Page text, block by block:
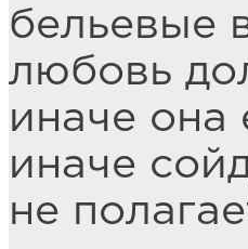
бельевые
любовь
иначе она
иначе
не